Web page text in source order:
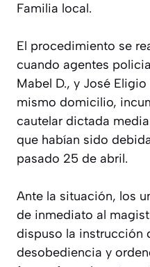
Familia local.
El procedimiento se
cuando agentes
Mabel D., y José
mismo domicilio,
cautelar dictada
que habían sido
pasado 25 de abril.
Ante la situación, los
de inmediato al
dispuso la instrucción
desobediencia y